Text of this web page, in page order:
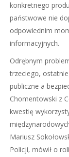
konkretnego
państwowe nie
odpowiednim
informacyjnych.
Odrębnym
trzeciego,
publiczne a
Chomentowski z
kwestię
Mariusz
Policji, mówił o